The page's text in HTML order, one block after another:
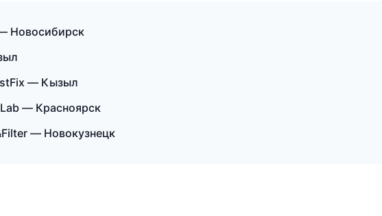
Новосибирск
— Кызыл
— Красноярск
— Новокузнецк